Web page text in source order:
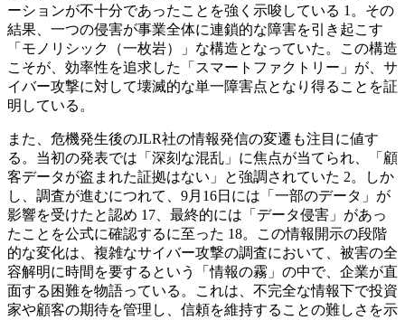
ーションが不十分であったことを強く示唆している 1。その
結果、一つの侵害が事業全体に連鎖的な障害を引き起こす
「モノリシック（一枚岩）」な構造となっていた。この構造
こそが、効率性を追求した「スマートファクトリー」が、サ
イバー攻撃に対して壊滅的な単一障害点となり得ることを証
明している。
また、危機発生後のJLR社の情報発信の変遷も注目に値す
る。当初の発表では「深刻な混乱」に焦点が当てられ、「顧
客データが盗まれた証拠はない」と強調されていた 2。しか
し、調査が進むにつれて、9月16日には「一部のデータ」が
影響を受けたと認め 17、最終的には「データ侵害」があっ
たことを公式に確認するに至った 18。この情報開示の段階
的な変化は、複雑なサイバー攻撃の調査において、被害の全
容解明に時間を要するという「情報の霧」の中で、企業が直
面する困難を物語っている。これは、不完全な情報下で投資
家や顧客の期待を管理し、信頼を維持することの難しさを示